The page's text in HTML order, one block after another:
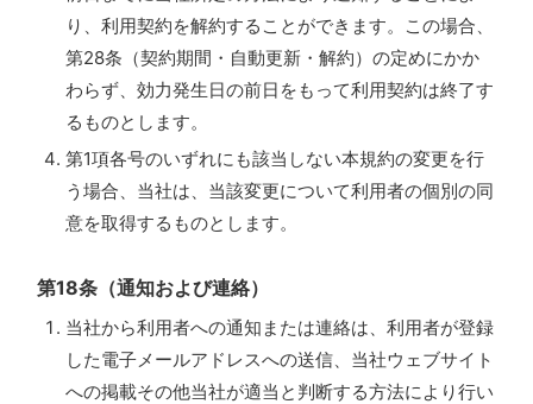
り、利用契約を解約することができます。この場合、
第28条（契約期間・自動更新・解約）の定めにかか
わらず、効力発生日の前日をもって利用契約は終了す
るものとします。
第1項各号のいずれにも該当しない本規約の変更を行
う場合、当社は、当該変更について利用者の個別の同
意を取得するものとします。
第18条（通知および連絡）
当社から利用者への通知または連絡は、利用者が登録
した電子メールアドレスへの送信、当社ウェブサイト
への掲載その他当社が適当と判断する方法により行い